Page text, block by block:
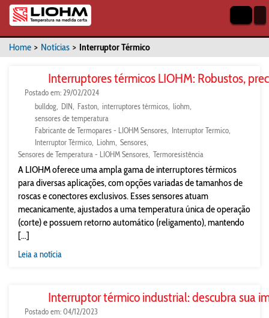
Home > Notícias > Interruptor Térmico
Interruptores térmicos LIOHM: Robustos,
Postado em: 29/02/2024
bulldog DIN Faston interruptores térmicos liohm
sensores de temperatura
Fabricante de Termopares - LIOHM Sensores Interruptor Termico
Interruptor Térmico Liohm Sensores
Sensores de Temperatura - LIOHM Sensores Termoresistência
A LIOHM oferece uma ampla gama de interruptores térmicos
para diversas aplicações, com opções variadas de tamanhos de
roscas e conectores exclusivos. Esses sensores atuam
mecanicamente, ajustados a uma temperatura única de operação
(corte) e possuem retorno automático (religamento), mantendo
[...]
Leia a notícia
Interruptor térmico industrial: descubra sua
Postado em: 04/12/2023